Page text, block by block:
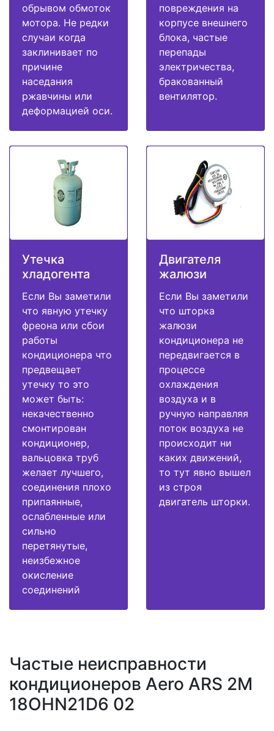
обрывом обмоток
мотора. Не редки
случаи когда
заклинивает по
причине
наседания
ржавчины или
деформацией оси.
повреждения на
корпусе внешнего
блока, частые
перепады
электричества,
бракованный
вентилятор.
Утечка
хладогента
Если Вы заметили
что явную утечку
фреона или сбои
работы
кондиционера что
предвещает
утечку то это
может быть:
некачественно
смонтирован
кондиционер,
вальцовка труб
желает лучшего,
соединения плохо
припаянные,
ослабленные или
сильно
перетянутые,
неизбежное
окисление
соединений
Двигателя
жалюзи
Если Вы заметили
что шторка
жалюзи
кондиционера не
передвигается в
процессе
охлаждения
воздуха и в
ручную направляя
поток воздуха не
происходит ни
каких движений,
то тут явно вышел
из строя
двигатель шторки.
Частые неисправности
кондиционеров Aero ARS 2M
18OHN21D6 02